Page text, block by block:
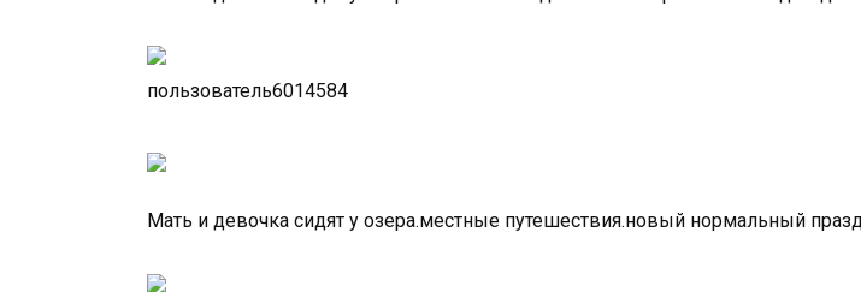
пользователь6014584
Мать и девочка сидят у озера.местные путешествия.новый нормальный